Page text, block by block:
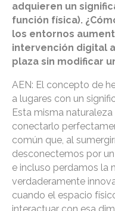
adquieren un
función física).
los entornos
intervención digital
plaza sin modificar
AEN: El concepto de
a lugares con un
Esta misma
conectarlo
común que, al
desconectemos por
e incluso perdamos la
verdaderamente
cuando el espacio